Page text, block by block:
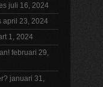
juli 16, 2024
april 23, 2024
1, 2024
februari 29,
januari 31,